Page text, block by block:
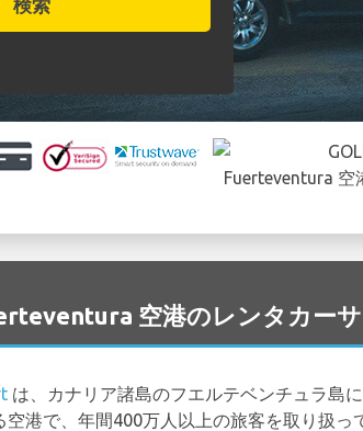
検索
空港のレンタカー
は、カナリア諸島のフエルテベンチュラ島
空港で、年間400万人以上の旅客を取り扱